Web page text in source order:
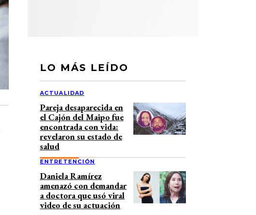
LO MÁS LEÍDO
ACTUALIDAD
Pareja desaparecida en
el Cajón del Maipo fue
encontrada con vida:
revelaron su estado de
salud
ENTRETENCIÓN
Daniela Ramírez
amenazó con demandar
a doctora que usó viral
video de su actuación